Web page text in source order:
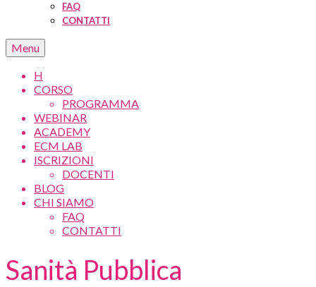
FAQ
CONTATTI
Menu
H
CORSO
PROGRAMMA
WEBINAR
ACADEMY
ECM LAB
ISCRIZIONI
DOCENTI
BLOG
CHI SIAMO
FAQ
CONTATTI
Sanità Pubblica